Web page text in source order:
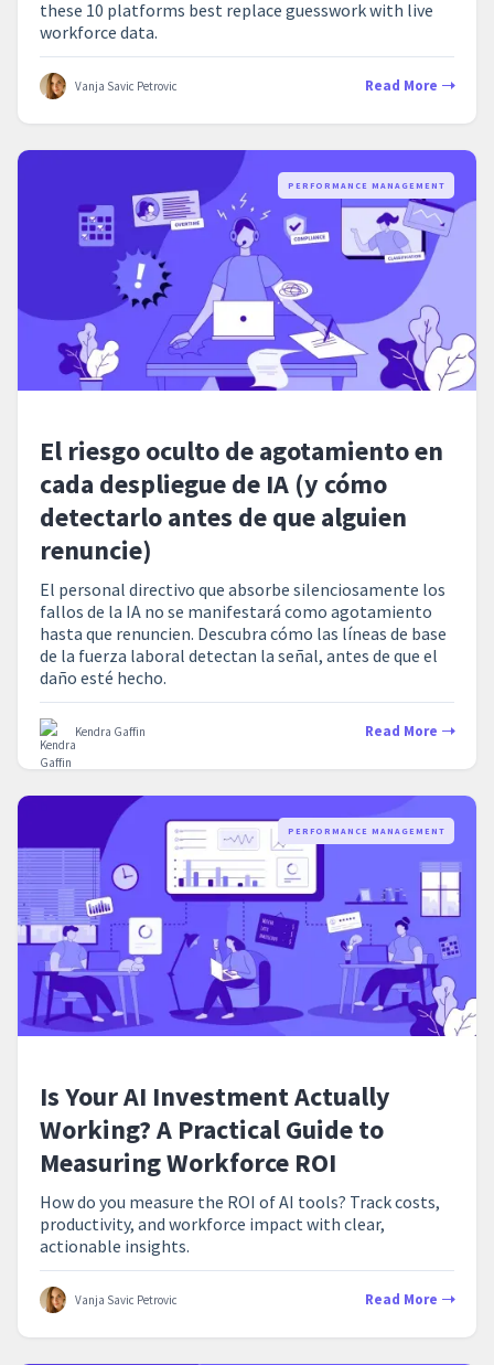
these 10 platforms best replace guesswork with live
workforce data.
Vanja Savic Petrovic Read More
PERFORMANCE MANAGEMENT
El riesgo oculto de agotamiento en
cada despliegue de IA (y cómo
detectarlo antes de que alguien
renuncie)
El personal directivo que absorbe silenciosamente los
fallos de la IA no se manifestará como agotamiento
hasta que renuncien. Descubra cómo las líneas de base
de la fuerza laboral detectan la señal, antes de que el
daño esté hecho.
Kendra Gaffin Read More
PERFORMANCE MANAGEMENT
Is Your AI Investment Actually
Working? A Practical Guide to
Measuring Workforce ROI
How do you measure the ROI of AI tools? Track costs,
productivity, and workforce impact with clear,
actionable insights.
Vanja Savic Petrovic Read More